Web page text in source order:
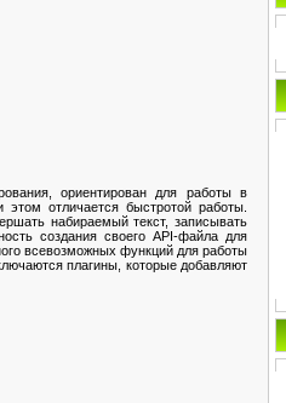
ориентирован для работы в
отличается быстротой работы.
набираемый текст, записывать
создания своего API-файла для
всевозможных функций для работы
плагины, которые добавляют